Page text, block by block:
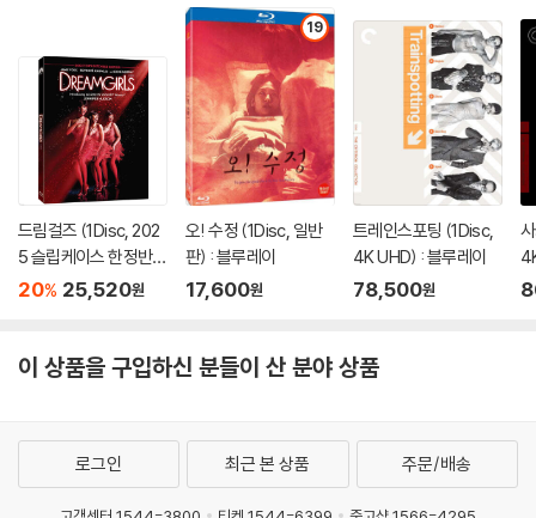
드림걸즈 (1Disc, 202
5 슬립케이스 한정반 B
D) : 블루레이
20% 25,520원
19
오! 수정 (1Disc, 일반
판) : 블루레이
17,600원
트레인스포팅 (1Disc,
4K UHD) : 블루레이
78,500원
이 상품을 구입하신 분들이 산 분야 상품
로그인 최근 본 상품 주문/배송